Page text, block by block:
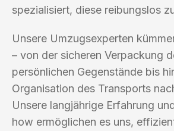
spezialisiert, diese reibungslos
Unsere Umzugsexperten
– von der sicheren Verpackung
persönlichen Gegenstände bis
Organisation des Transports
Unsere langjährige Erfahrung
how ermöglichen es uns,